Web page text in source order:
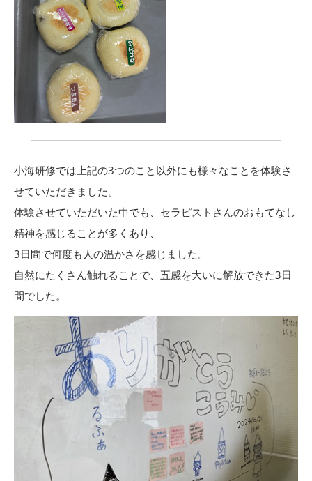
小海研修では上記の3つのこと以外にも様々なことを体験さ
せていただきました。
体験させていただいた中でも、セラピストさんのおもてなし
精神を感じることが多くあり、
3日間で何度も人の温かさを感じました。
自然にたくさん触れることで、五感を大いに解放できた3日
間でした。